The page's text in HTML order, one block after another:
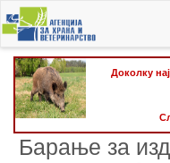
Skip
to
main
content
Доколку
Барање за